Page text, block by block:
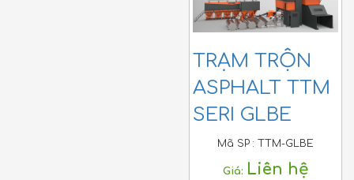
TRẠM TRỘN
ASPHALT TTM
SERI GLBE
Mã SP : TTM-GLBE
Giá: Liên hệ